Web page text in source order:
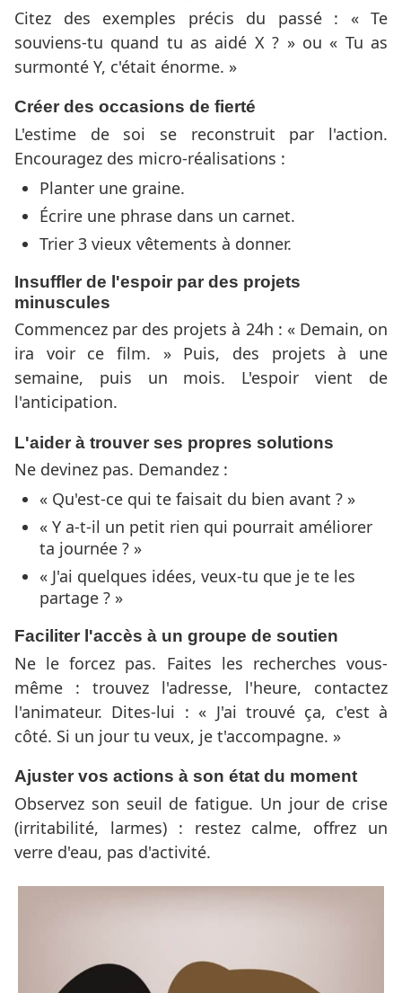
Citez des exemples précis du passé : « Te
souviens-tu quand tu as aidé X ? » ou « Tu as
surmonté Y, c'était énorme. »
Créer des occasions de fierté
L'estime de soi se reconstruit par l'action.
Encouragez des micro-réalisations :
Planter une graine.
Écrire une phrase dans un carnet.
Trier 3 vieux vêtements à donner.
Insuffler de l'espoir par des projets
minuscules
Commencez par des projets à 24h : « Demain, on
ira voir ce film. » Puis, des projets à une
semaine, puis un mois. L'espoir vient de
l'anticipation.
L'aider à trouver ses propres solutions
Ne devinez pas. Demandez :
« Qu'est-ce qui te faisait du bien avant ? »
« Y a-t-il un petit rien qui pourrait améliorer
ta journée ? »
« J'ai quelques idées, veux-tu que je te les
partage ? »
Faciliter l'accès à un groupe de soutien
Ne le forcez pas. Faites les recherches vous-
même : trouvez l'adresse, l'heure, contactez
l'animateur. Dites-lui : « J'ai trouvé ça, c'est à
côté. Si un jour tu veux, je t'accompagne. »
Ajuster vos actions à son état du moment
Observez son seuil de fatigue. Un jour de crise
(irritabilité, larmes) : restez calme, offrez un
verre d'eau, pas d'activité.